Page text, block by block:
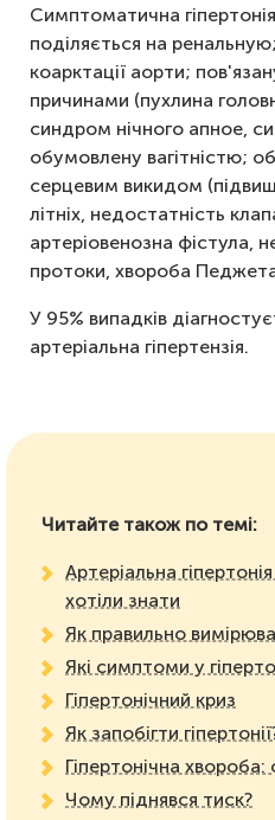
Симптоматична
поділяється на
коарктації аорти;
причинами (пухлина
синдром нічного апное,
обумовлену вагітністю;
серцевим викидом
літніх, недостатність
артеріовенозна фістула,
протоки, хвороба
У 95% випадків
артеріальна гіпертензія.
Читайте також по темі:
Артеріальна
хотіли знати
Як правильно
Які симптоми у
Гіпертонічний криз
Як запобігти
Гіпертонічна
Чому піднявся тиск?